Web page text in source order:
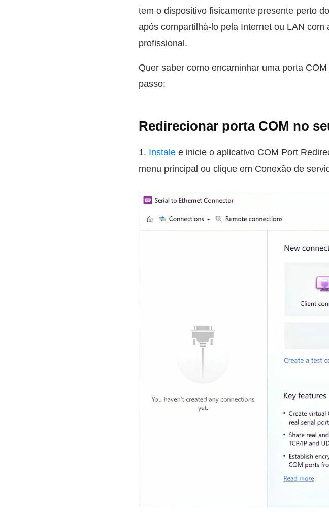
tem o dispositivo fisicamente presente perto
após compartilhá-lo pela Internet ou LAN
profissional.
Quer saber como encaminhar uma porta
passo:
Redirecionar porta COM no
1. Instale e inicie o aplicativo COM Port
menu principal ou clique em Conexão de